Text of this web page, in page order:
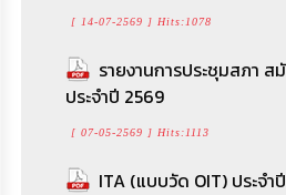
[ 14-07-2569 ] Hits:1078
รายงานการประชุมสภา
ประจำปี 2569
[ 07-05-2569 ] Hits:1113
ITA (แบบวัด OIT) ประจ